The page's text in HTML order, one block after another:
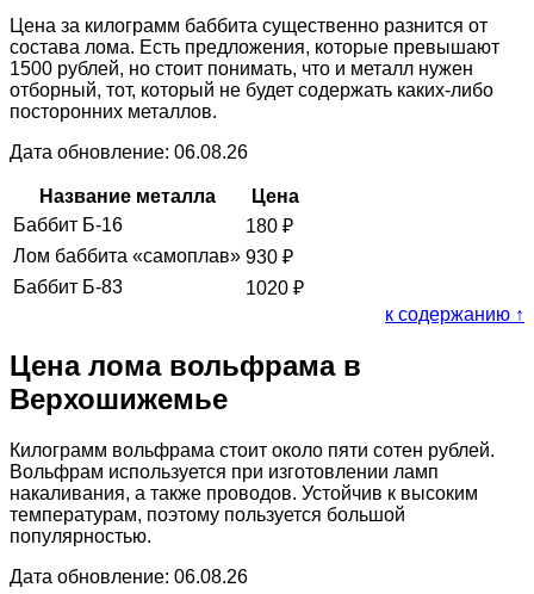
Цена за килограмм баббита существенно разнится от
состава лома. Есть предложения, которые превышают
1500 рублей, но стоит понимать, что и металл нужен
отборный, тот, который не будет содержать каких-либо
посторонних металлов.
Дата обновление: 06.08.26
Название металла
Цена
Баббит Б-16
180 ₽
Лом баббита «самоплав» 930 ₽
Баббит Б-83
1020 ₽
к содержанию ↑
Цена лома вольфрама в
Верхошижемье
Килограмм вольфрама стоит около пяти сотен рублей.
Вольфрам используется при изготовлении ламп
накаливания, а также проводов. Устойчив к высоким
температурам, поэтому пользуется большой
популярностью.
Дата обновление: 06.08.26